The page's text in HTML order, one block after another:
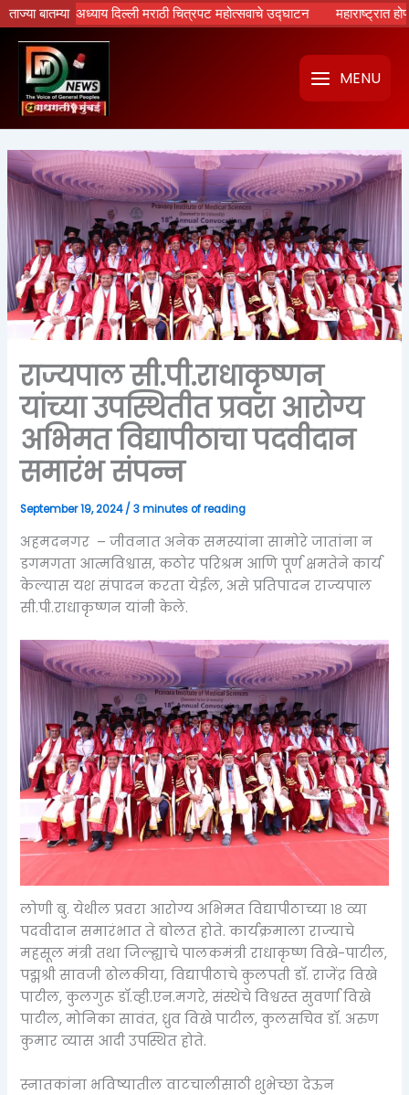
ताज्या बातम्या
नवा अध्याय दिल्ली मराठी चित्रपट महोत्सवाचे उद्घाटन महाराष्ट्रात
Skip
to
content
MENU
राज्यपाल सी.पी.राधाकृष्णन
यांच्या उपस्थितीत प्रवरा आरोग्य
अभिमत विद्यापीठाचा पदवीदान
समारंभ संपन्न
September 19, 2024/3 minutes of reading
अहमदनगर – जीवनात अनेक समस्यांना सामोरे जातांना न
डगमगता आत्मविश्वास, कठोर परिश्रम आणि पूर्ण क्षमतेने कार्य
केल्यास यश संपादन करता येईल, असे प्रतिपादन राज्यपाल
सी.पी.राधाकृष्णन यांनी केले.
लोणी बु. येथील प्रवरा आरोग्य अभिमत विद्यापीठाच्या १८ व्या
पदवीदान समारंभात ते बोलत होते. कार्यक्रमाला राज्याचे
महसूल मंत्री तथा जिल्ह्याचे पालकमंत्री राधाकृष्ण विखे-पाटील,
पद्मश्री सावजी ढोलकीया, विद्यापीठाचे कुलपती डॉ. राजेंद्र विखे
पाटील, कुलगुरू डॉ.व्ही.एन.मगरे, संस्थेचे विश्वस्त सुवर्णा विखे
पाटील, मोनिका सावंत, ध्रुव विखे पाटील, कुलसचिव डॉ. अरुण
कुमार व्यास आदी उपस्थित होते.
स्नातकांना भविष्यातील वाटचालीसाठी शुभेच्छा देऊन